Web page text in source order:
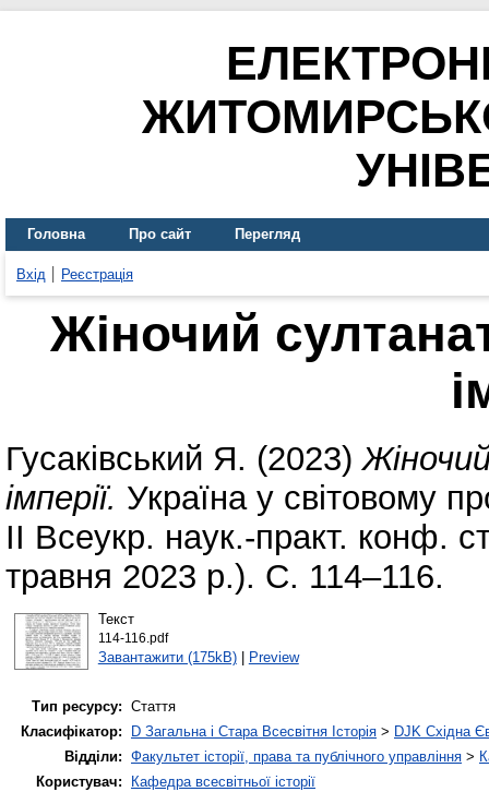
Головна Про сайт Перегляд
Вхід Реєстрація
Жіночий
Гусаківський Я. (2023)
імперії. Україна у світовому
ІІ Всеукр. наук.-практ. конф.
травня 2023 р.). С. 114–116.
Текст
114-116.pdf
Завантажити (175kB)| Preview
Тип ресурсу: Стаття
Класифікатор:
D Загальна і Стара Всесвітня Історія > DJK Східна
Відділи: Факультет історії, права та публічного управління >
Користувач:
Кафедра всесвітньої історії